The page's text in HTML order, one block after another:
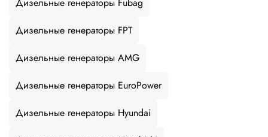
Дизельные генераторы Fubag
Дизельные генераторы FPT
Дизельные генераторы AMG
Дизельные генераторы EuroPower
Дизельные генераторы Hyundai